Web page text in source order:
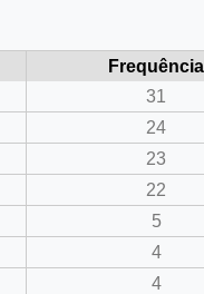
Frequência
31
24
23
22
5
4
4